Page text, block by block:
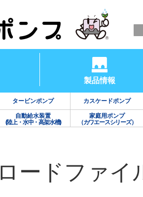
製品情報
タービンポンプ カスケードポンプ
自動給水装置
(陸上・水中・高架水槽)
家庭用ポンプ
（カワエースシリーズ）
ードファイ